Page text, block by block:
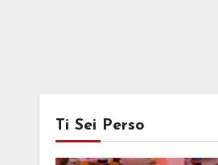
Ti Sei Perso